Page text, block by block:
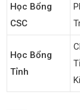
Học Bổng
CSC
Học Bổng
Tỉnh